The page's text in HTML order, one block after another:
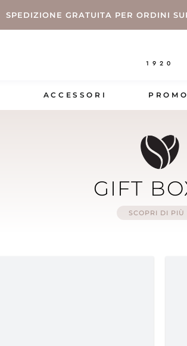
SPEDIZIONE GRATUITA PER ORDINI
1920
ACCESSORI
GIFT
SCOPRI DI PIÙ